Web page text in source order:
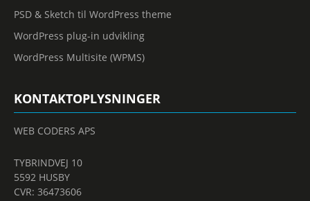
PSD & Sketch til WordPress theme
WordPress plug-in udvikling
WordPress Multisite (WPMS)
KONTAKTOPLYSNINGER
WEB CODERS APS
TYBRINDVEJ 10
5592 HUSBY
CVR: 36473606